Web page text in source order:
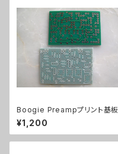
Boogie Preampプリント基板
¥1,200